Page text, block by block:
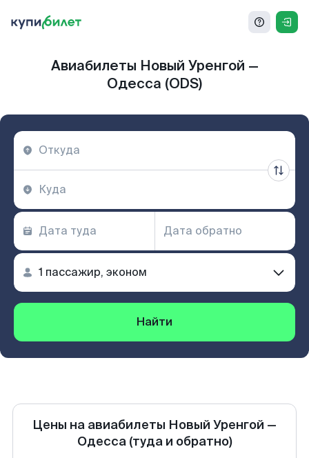
Авиабилеты Новый Уренгой —
Одесса (ODS)
Найти
Цены на авиабилеты Новый Уренгой —
Одесса (туда и обратно)